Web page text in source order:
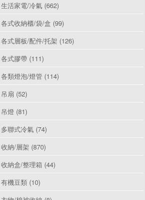
生活家電/冷氣 (662)
各式收納櫃/袋/盒 (99)
各式層板/配件/托架 (126)
各式膠帶 (111)
各類燈泡/燈管 (114)
吊扇 (52)
吊燈 (81)
多聯式冷氣 (74)
收納/層架 (870)
收納盒/整理箱 (44)
有機豆類 (10)